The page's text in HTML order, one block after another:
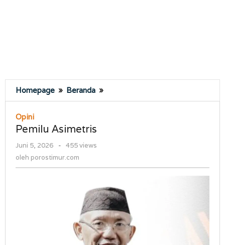
Homepage » Beranda »
Asimetris
Opini
Pemilu Asimetris
Juni 5, 2026
oleh
- 455 views
oleh porostimur.com